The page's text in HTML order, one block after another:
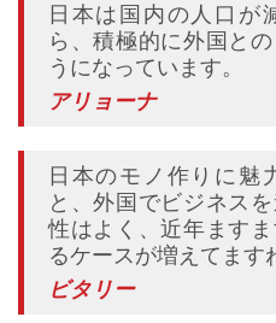
日本は国内の人口が
ら、積極的に外国と
うになっています。
アリョーナ
日本のモノ作りに魅
と、外国でビジネス
性はよく、近年ます
るケースが増えてます
ビタリー